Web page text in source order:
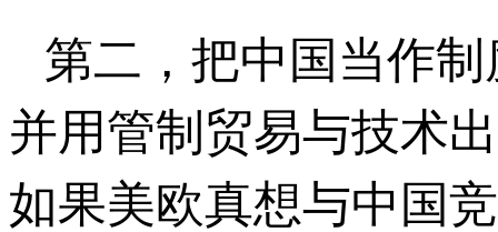
第二，把中国当作
并用管制贸易与技术
如果美欧真想与中国